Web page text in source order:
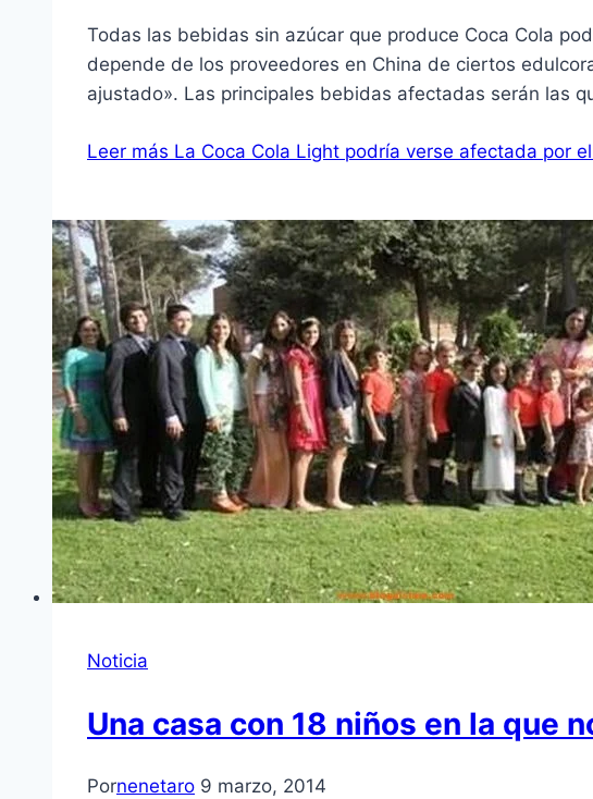
Todas las bebidas sin azúcar que produce Coca Cola
depende de los proveedores en China de ciertos
ajustado». Las principales bebidas afectadas serán las
Leer más La Coca Cola Light podría verse afectada por
Noticia
Una casa con 18 niños en la que
Pornenetaro 9 marzo, 2014